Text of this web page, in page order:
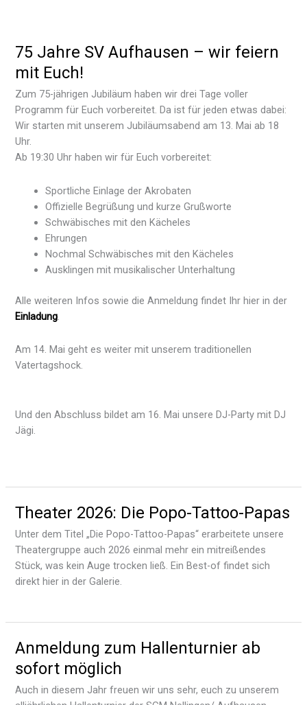
75 Jahre SV Aufhausen – wir feiern
mit Euch!
Zum 75-jährigen Jubiläum haben wir drei Tage voller
Programm für Euch vorbereitet. Da ist für jeden etwas dabei:
Wir starten mit unserem Jubiläumsabend am 13. Mai ab 18
Uhr.
Ab 19:30 Uhr haben wir für Euch vorbereitet:
Sportliche Einlage der Akrobaten
Offizielle Begrüßung und kurze Grußworte
Schwäbisches mit den Kächeles
Ehrungen
Nochmal Schwäbisches mit den Kächeles
Ausklingen mit musikalischer Unterhaltung
Alle weiteren Infos sowie die Anmeldung findet Ihr hier in der
Einladung.
Am 14. Mai geht es weiter mit unserem traditionellen
Vatertagshock.
Und den Abschluss bildet am 16. Mai unsere DJ-Party mit DJ
Jägi.
Theater 2026: Die Popo-Tattoo-Papas
Unter dem Titel „Die Popo-Tattoo-Papas“ erarbeitete unsere
Theatergruppe auch 2026 einmal mehr ein mitreißendes
Stück, was kein Auge trocken ließ. Ein Best-of findet sich
direkt hier in der Galerie.
Anmeldung zum Hallenturnier ab
sofort möglich
Auch in diesem Jahr freuen wir uns sehr, euch zu unserem